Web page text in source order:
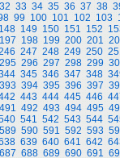
32 33 34 35 36 37 38
99 100 101 102 103
148 149 150 151 152
197 198 199 200 201
247 248 249 250
295 296 297 298 299
345 346 347 348
393 394 395 396 397
443 444 445 446
491 492 493 494 495
541 542 543 544
589 590 591 592 593
639 640 641 642
687 688 689 690 691